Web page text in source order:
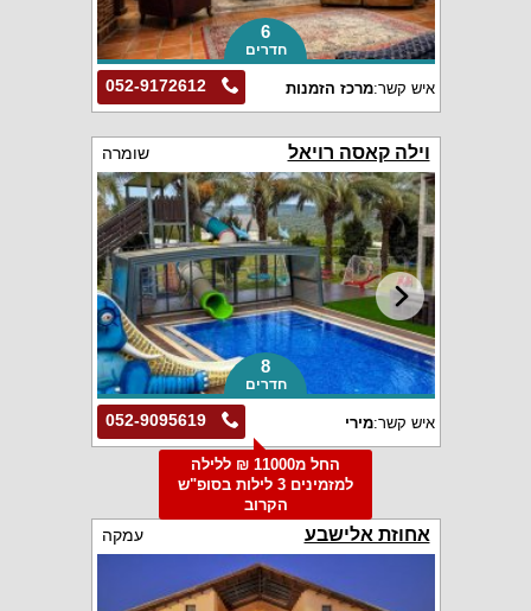
6
חדרים
052-9172612 איש קשר:מרכז הזמנות
וילה קאסה רויאל שומרה
8
חדרים
052-9095619 איש קשר:מירי
החל מ11000 ₪ ללילה
למזמינים 3 לילות בסופ"ש
הקרוב
אחוזת אלישבע עמקה